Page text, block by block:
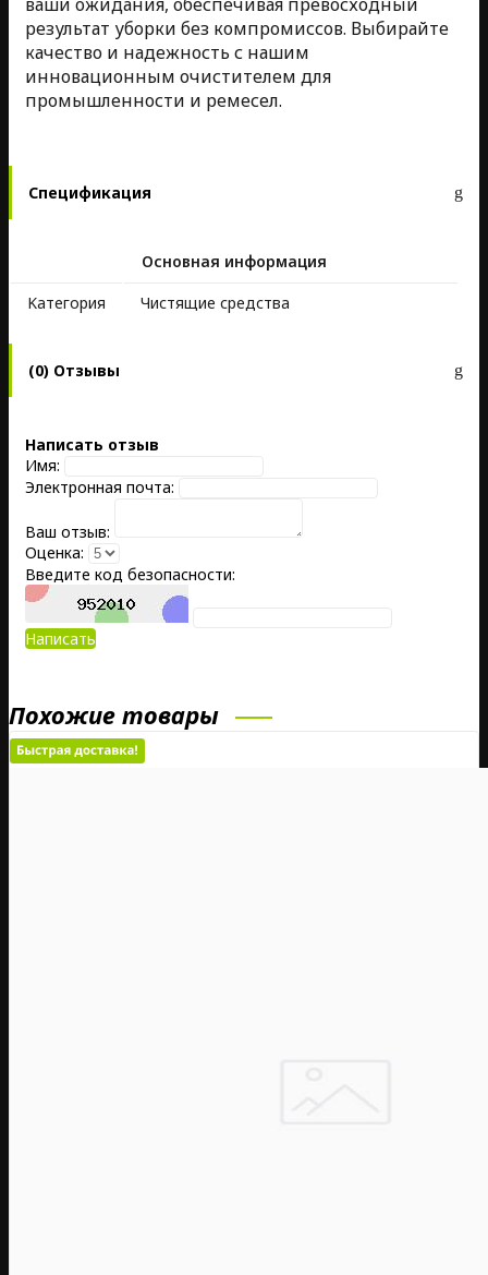
результат уборки без компромиссов. Выбирайте
качество и надежность с нашим
инновационным очистителем для
промышленности и ремесел.
Спецификация
Основная информация
Kатегория
Чистящие средства
(0) Отзывы
Написать отзыв
Имя:
Электронная почта:
Ваш отзыв:
Оценка:
Введите код безопасности:
Написать
Похожие товары